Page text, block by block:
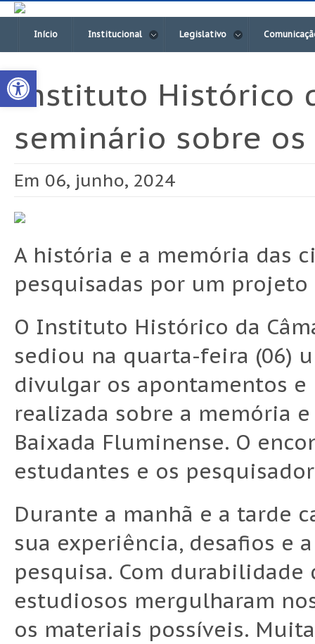
Open toolbar
Início Institucional Legislativo
Instituto Histórico
seminário sobre
Em 06, junho, 2024
A história e a memória das
pesquisadas por um projeto
O Instituto Histórico da
sediou na quarta-feira (06)
divulgar os apontamentos
realizada sobre a memória
Baixada Fluminense. O
estudantes e os
Durante a manhã e a tarde
sua experiência, desafios e
pesquisa. Com
estudiosos mergulharam
os materiais possíveis.